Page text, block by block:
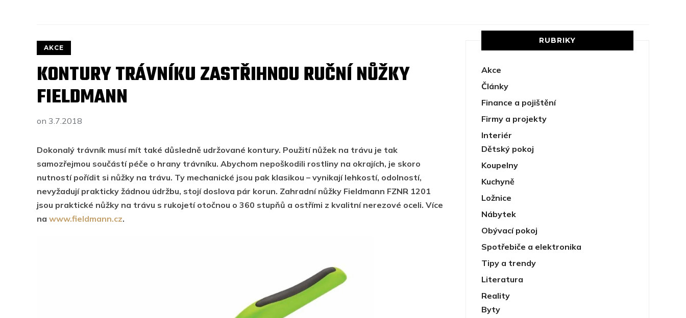
AKCE
KONTURY TRÁVNÍKU ZASTŘIHNOU RUČNÍ NŮŽKY
FIELDMANN
on 3.7.2018
Dokonalý trávník musí mít také důsledně udržované kontury. Použití nůžek na trávu je tak
samozřejmou součástí péče o hrany trávníku. Abychom nepoškodili rostliny na okrajích, je skoro
nutností pořídit si nůžky na trávu. Ty mechanické jsou pak klasikou – vynikají lehkostí, odolností,
nevyžadují prakticky žádnou údržbu, stojí doslova pár korun. Zahradní nůžky Fieldmann FZNR 1201
jsou praktické nůžky na trávu s rukojetí otočnou o 360 stupňů a ostřími z kvalitní nerezové oceli. Více
na www.fieldmann.cz.
RUBRIKY
Akce
Články
Finance a pojištění
Firmy a projekty
Interiér
Dětský pokoj
Koupelny
Kuchyně
Ložnice
Nábytek
Obývací pokoj
Spotřebiče a elektronika
Tipy a trendy
Literatura
Reality
Byty